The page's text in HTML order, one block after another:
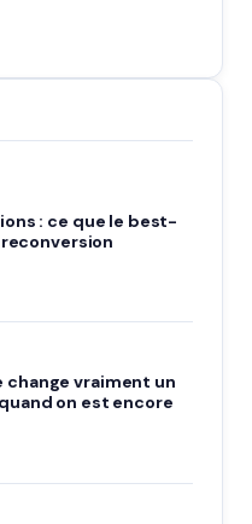
: ce que le best-
change vraiment un
on est encore